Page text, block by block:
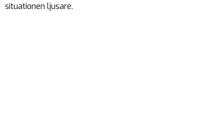
situationen ljusare.